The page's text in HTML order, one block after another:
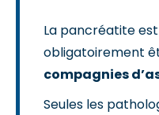
La pancréatite
obligatoirement
compagnies
Seules les